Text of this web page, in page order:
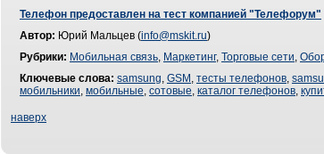
Телефон предоставлен на тест компанией "Телефорум"
Автор: Юрий Мальцев (info@mskit.ru)
Рубрики: Мобильная связь, Маркетинг, Торговые сети,
Ключевые слова: samsung, GSM , тесты телефонов,
мобильники, мобильные, сотовые, каталог телефонов,
наверх